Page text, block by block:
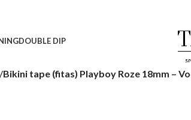
DOUBLE DIP
/Bikini tape (fitas) Playboy Roze 18mm –